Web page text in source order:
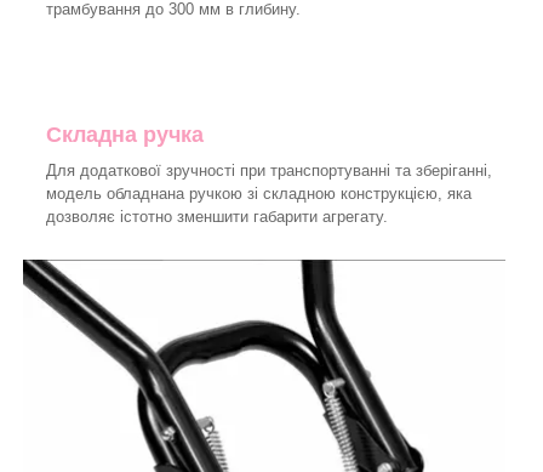
трамбування до 300 мм в глибину.
Складна ручка
Для додаткової зручності при транспортуванні та зберіганні,
модель обладнана ручкою зі складною конструкцією, яка
дозволяє істотно зменшити габарити агрегату.